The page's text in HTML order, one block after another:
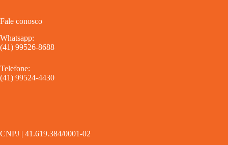
Fale conosco
Whatsapp:
(41) 99526-8688
Telefone:
(41) 99524-4430
CNPJ | 41.619.384/0001-02